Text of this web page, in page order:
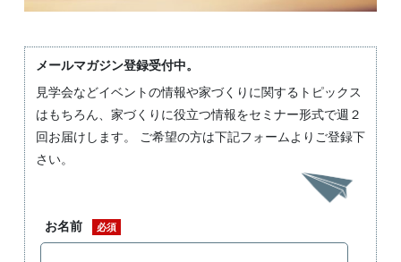
メールマガジン登録受付中。
見学会などイベントの情報や家づくりに関するトピックス
はもちろん、家づくりに役立つ情報をセミナー形式で週２
回お届けします。 ご希望の方は下記フォームよりご登録下
さい。
お名前 必須